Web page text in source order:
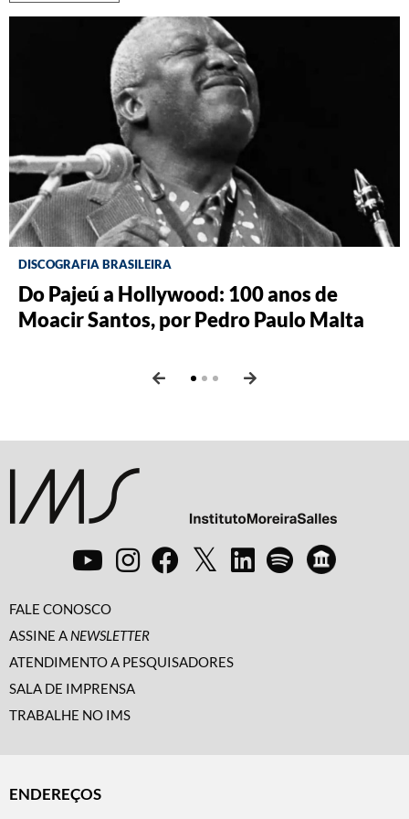
DISCOGRAFIA BRASILEIRA
Do Pajeú a Hollywood: 100 anos de
Moacir Santos, por Pedro Paulo Malta
RÁDIO BATUTA
Ney ao vivo, muito vivo, com Luiz
Fernando Vianna
BRASILIANA FOTOGRÁFICA
O Pombal da Fiocruz, por Ricardo
Augusto dos Santos e Thayane Vicente
FALE CONOSCO
ASSINE A NEWSLETTER
ATENDIMENTO A PESQUISADORES
SALA DE IMPRENSA
TRABALHE NO IMS
ENDEREÇOS